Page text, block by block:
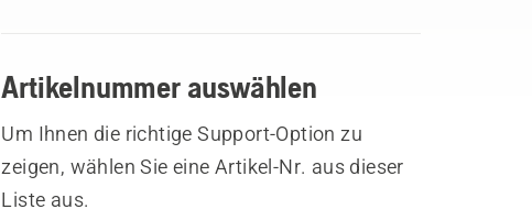
Artikelnummer auswählen
Um Ihnen die richtige Support-Option zu
zeigen, wählen Sie eine Artikel-Nr. aus dieser
Liste aus.